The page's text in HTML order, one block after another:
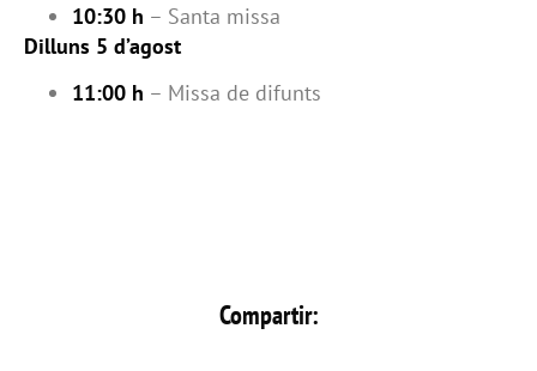
10:30 h – Santa missa
Dilluns 5 d’agost
11:00 h – Missa de difunts
Compartir: